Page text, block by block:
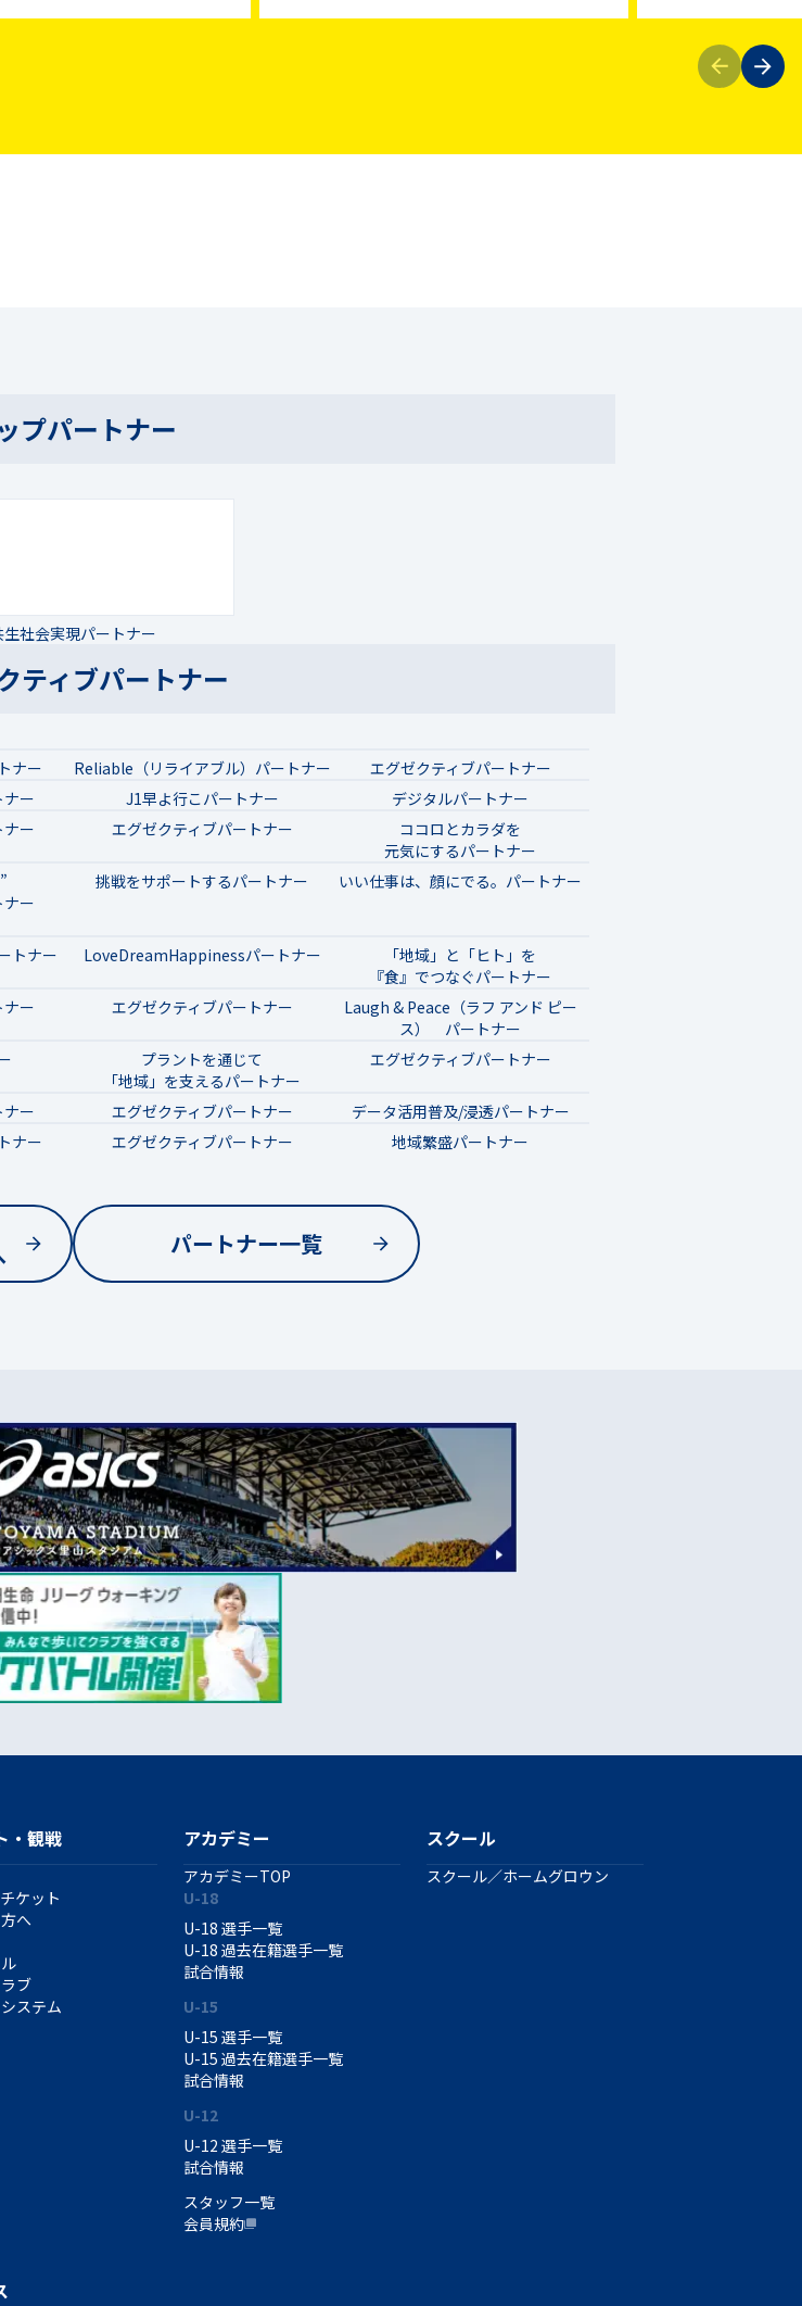
プパートナー
生社会実現パートナー
ティブパートナー
ナー Reliable（リライアブル）パートナー
エグゼクティブパートナー
ー J1早よ行こパートナー
デジタルパートナー
ー エグゼクティブパートナー
ココロとカラダを
元気にするパートナー
ー
挑戦をサポートするパートナー いい仕事は、顔にでる。パートナー
トナー LoveDreamHappinessパートナー
「地域」と「ヒト」を
『食』でつなぐパートナー
ー エグゼクティブパートナー
Laugh & Peace（ラフ アンド ピー
ス） パートナー
プラントを通じて
「地域」を支えるパートナー
エグゼクティブパートナー
ー エグゼクティブパートナー
データ活用普及/浸透パートナー
ナー エグゼクティブパートナー 地域繁盛パートナー
パートナー一覧
・観戦
ケット
へ
ブ
ステム
アカデミー
アカデミーTOP
U-18
U-18 選手一覧
U-18 過去在籍選手一覧
試合情報
U-15
U-15 選手一覧
U-15 過去在籍選手一覧
試合情報
U-12
U-12 選手一覧
試合情報
スタッフ一覧
会員規約
スクール
スクール／ホームグロウン